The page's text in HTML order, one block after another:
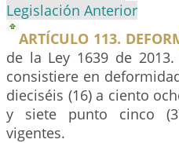
Legislación Anterior
ARTÍCULO 113.
de la Ley 1639 de
consistiere en
dieciséis (16) a ciento
y siete punto cinco
vigentes.